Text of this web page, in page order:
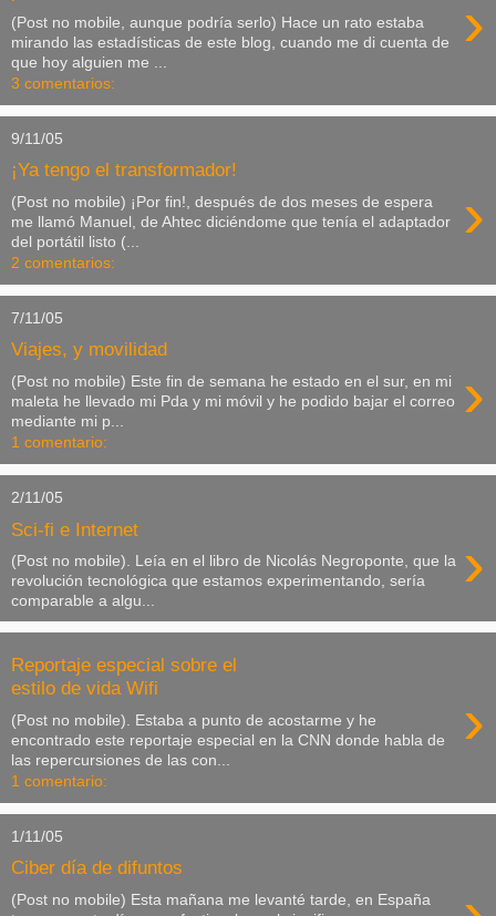
›
(Post no mobile, aunque podría serlo) Hace un rato estaba
mirando las estadísticas de este blog, cuando me di cuenta de
que hoy alguien me ...
3 comentarios:
9/11/05
¡Ya tengo el transformador!
›
(Post no mobile) ¡Por fin!, después de dos meses de espera
me llamó Manuel, de Ahtec diciéndome que tenía el adaptador
del portátil listo (...
2 comentarios:
7/11/05
Viajes, y movilidad
›
(Post no mobile) Este fin de semana he estado en el sur, en mi
maleta he llevado mi Pda y mi móvil y he podido bajar el correo
mediante mi p...
1 comentario:
2/11/05
Sci-fi e Internet ›
(Post no mobile). Leía en el libro de Nicolás Negroponte, que la
revolución tecnológica que estamos experimentando, sería
comparable a algu...
Reportaje especial sobre el
estilo de vida Wifi
›
(Post no mobile). Estaba a punto de acostarme y he
encontrado este reportaje especial en la CNN donde habla de
las repercursiones de las con...
1 comentario:
1/11/05
Ciber día de difuntos
(Post no mobile) Esta mañana me levanté tarde, en España